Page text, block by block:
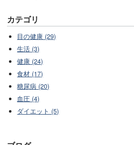
カテゴリ
目の健康 (29)
生活 (3)
健康 (24)
食材 (17)
糖尿病 (20)
血圧 (4)
ダイエット (5)